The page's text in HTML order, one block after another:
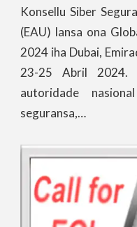
Konsellu Siber
(EAU) lansa ona
2024 iha Dubai,
23-25 Abril 2024.
autoridade
seguransa,…